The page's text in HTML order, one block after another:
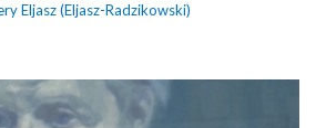
Eljasz (Eljasz-Radzikowski)